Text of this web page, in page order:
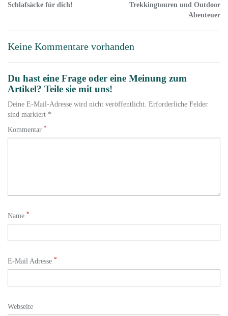
Schlafsäcke für dich!
Trekkingtouren und Outdoor
Abenteuer
Keine Kommentare vorhanden
Du hast eine Frage oder eine Meinung zum
Artikel? Teile sie mit uns!
Deine E-Mail-Adresse wird nicht veröffentlicht. Erforderliche Felder
sind markiert *
Kommentar *
Name *
E-Mail Adresse *
Webseite